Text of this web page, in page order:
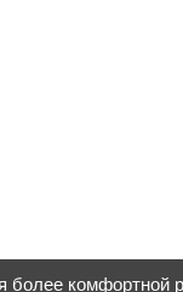
более комфортной